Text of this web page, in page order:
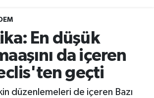
En düşük
da içeren
geçti
düzenlemeleri de içeren Bazı
Haberleri